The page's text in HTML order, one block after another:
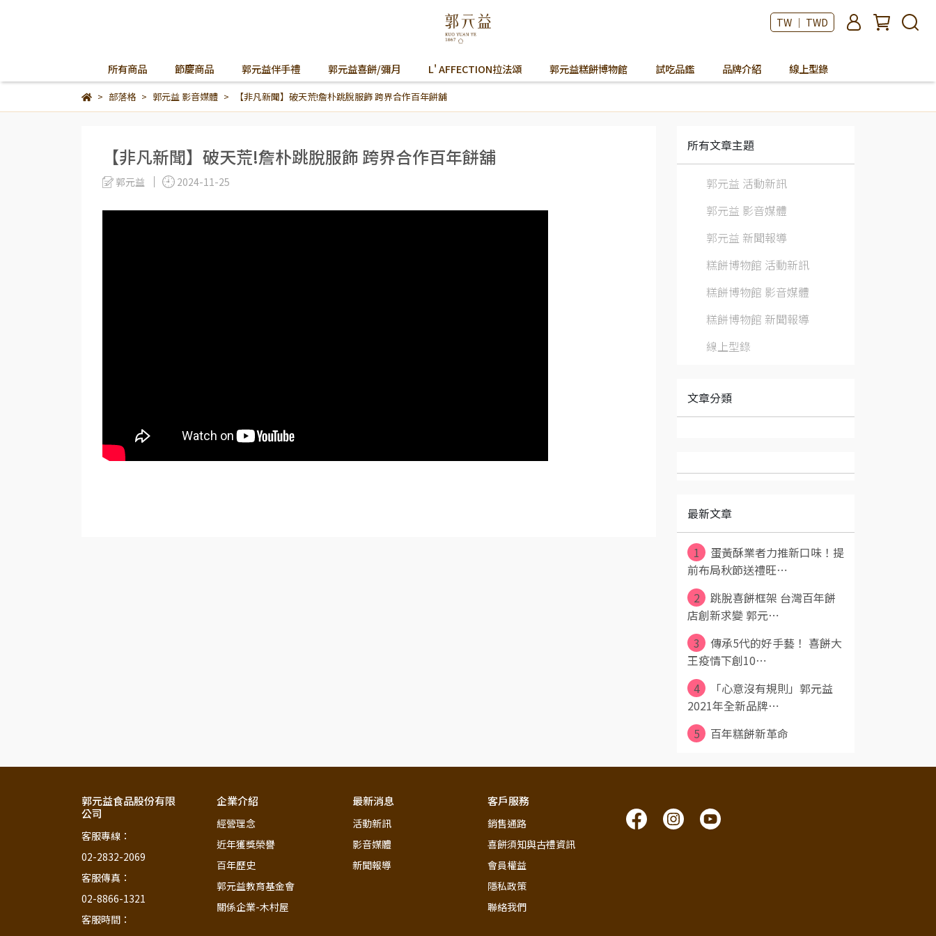
TW ｜ TWD
所有商品 節慶商品 郭元益伴手禮 郭元益喜餅/彌月 L' AFFECTION拉法頌 郭元益糕餅博物館 試吃品鑑 品牌介紹 線上型錄
部落格 郭元益 影音媒體 【非凡新聞】破天荒!詹朴跳脫服飾 跨界合作百年餅舖
【非凡新聞】破天荒!詹朴跳脫服飾 跨界合作百年餅舖
郭元益 2024-11-25
所有文章主題
郭元益 活動新訊
郭元益 影音媒體
郭元益 新聞報導
糕餅博物館 活動新訊
糕餅博物館 影音媒體
糕餅博物館 新聞報導
線上型錄
文章分類
最新文章
1
蛋黃酥業者力推新口味！提
前布局秋節送禮旺⋯
2
跳脫喜餅框架 台灣百年餅
店創新求變 郭元⋯
3
傳承5代的好手藝！ 喜餅大
王疫情下創10⋯
4
「心意沒有規則」郭元益
2021年全新品牌⋯
5
百年糕餅新革命
郭元益食品股份有限
公司
客服專線：
02-2832-2069
客服傳真：
02-8866-1321
客服時間：
企業介紹
經營理念
近年獲獎榮譽
百年歷史
郭元益教育基金會
關係企業-木村屋
最新消息
活動新訊
影音媒體
新聞報導
客戶服務
銷售通路
喜餅須知與古禮資訊
會員權益
隱私政策
聯絡我們